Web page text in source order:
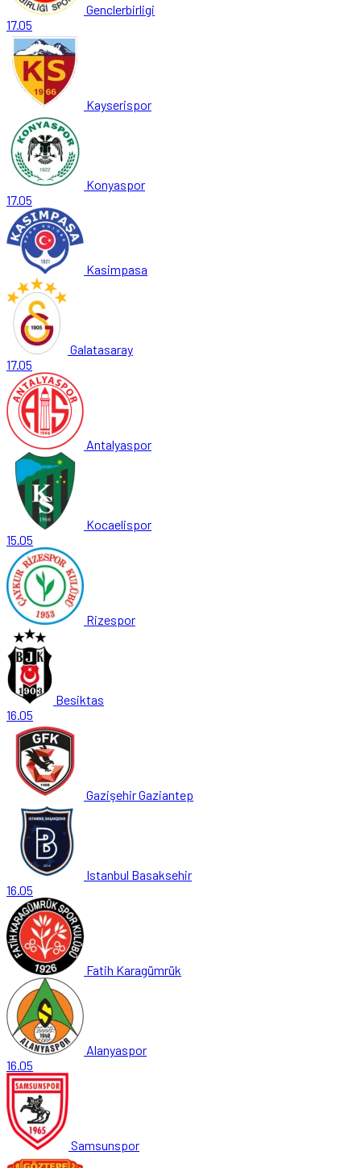
Genclerbirligi
17.05
Kayserispor
Konyaspor
17.05
Kasimpasa
Galatasaray
17.05
Antalyaspor
Kocaelispor
15.05
Rizespor
Besiktas
16.05
Gazişehir Gaziantep
Istanbul Basaksehir
16.05
Fatih Karagümrük
Alanyaspor
16.05
Samsunspor